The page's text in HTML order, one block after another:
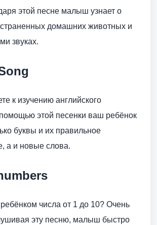
этой песне малыш узнает о
домашних животных и
звуках.
к изучению английского
этой песенки ваш ребёнок
буквы и их правильное
а и новые слова.
ребёнком числа от 1 до 10? Очень
эту песню, малыш быстро